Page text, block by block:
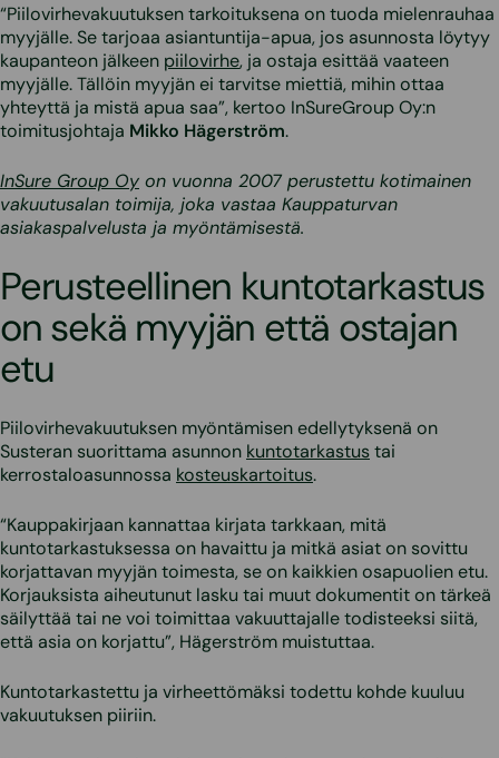
“Piilovirhevakuutuksen tarkoituksena on tuoda mielenrauhaa
myyjälle. Se tarjoaa asiantuntija-apua, jos asunnosta löytyy
kaupanteon jälkeen piilovirhe, ja ostaja esittää vaateen
myyjälle. Tällöin myyjän ei tarvitse miettiä, mihin ottaa
yhteyttä ja mistä apua saa”, kertoo InSureGroup Oy:n
toimitusjohtaja Mikko Hägerström.
InSure Group Oy on vuonna 2007 perustettu kotimainen
vakuutusalan toimija, joka vastaa Kauppaturvan
asiakaspalvelusta ja myöntämisestä.
Perusteellinen kuntotarkastus
on sekä myyjän että ostajan
etu
Piilovirhevakuutuksen myöntämisen edellytyksenä on
Susteran suorittama asunnon kuntotarkastustai
kerrostaloasunnossa kosteuskartoitus.
“Kauppakirjaan kannattaa kirjata tarkkaan, mitä
kuntotarkastuksessa on havaittu ja mitkä asiat on sovittu
korjattavan myyjän toimesta, se on kaikkien osapuolien etu.
Korjauksista aiheutunut lasku tai muut dokumentit on tärkeä
säilyttää tai ne voi toimittaa vakuuttajalle todisteeksi siitä,
että asia on korjattu”, Hägerström muistuttaa.
Kuntotarkastettu ja virheettömäksi todettu kohde kuuluu
vakuutuksen piiriin.